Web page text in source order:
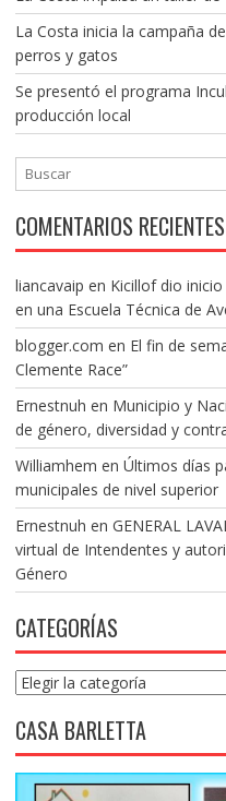
La Costa inicia la campaña
perros y gatos
Se presentó el programa
producción local
COMENTARIOS RECIENTES
liancavaip en Kicillof dio
en una Escuela Técnica de
blogger.com en El fin de
Clemente Race”
Ernestnuh en Municipio y
de género, diversidad y
Williamhem en Últimos días
municipales de nivel superior
Ernestnuh en GENERAL
virtual de Intendentes y
Género
CATEGORÍAS
Categorías
CASA BARLETTA